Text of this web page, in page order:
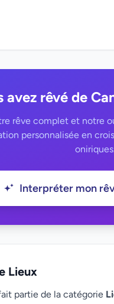
avez rêvé de
rêve complet et notre
personnalisée en
Interpréter mon
Lieux
partie de la catégorie